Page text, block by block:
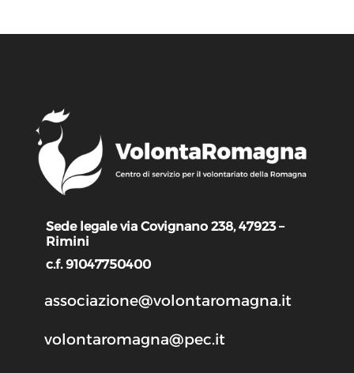
Sede legale via Covignano 238, 47923 –
Rimini
c.f. 91047750400
associazione@volontaromagna.it
volontaromagna@pec.it